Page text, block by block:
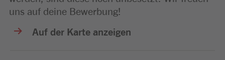
uns auf deine Bewerbung!
Auf der Karte anzeigen